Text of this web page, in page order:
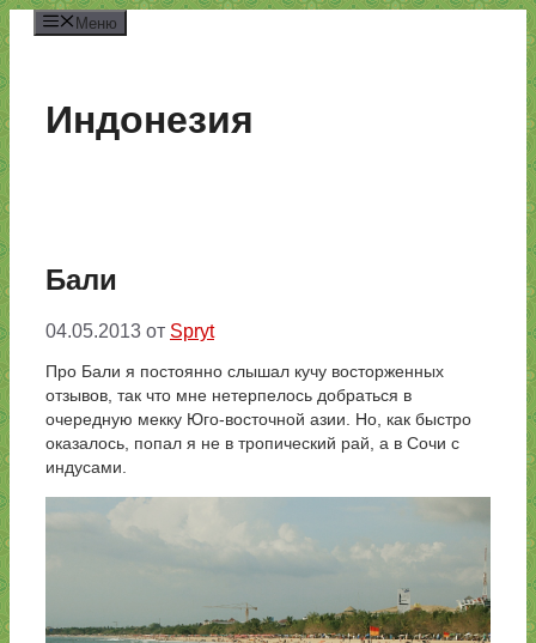
Перейти
к
содержимому
Меню
Индонезия
Бали
04.05.2013 от Spryt
Про Бали я постоянно слышал кучу восторженных
отзывов, так что мне нетерпелось добраться в
очередную мекку Юго-восточной азии. Но, как быстро
оказалось, попал я не в тропический рай, а в Сочи с
индусами.